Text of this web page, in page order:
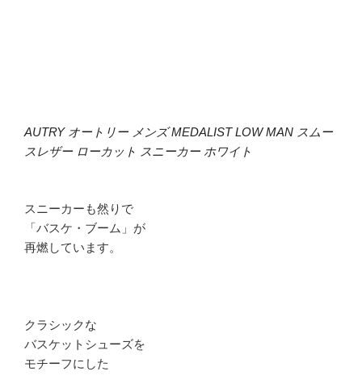
AUTRY オートリー メンズ MEDALIST LOW MAN スムー
スレザー ローカット スニーカー ホワイト
スニーカーも然りで
「バスケ・ブーム」が
再燃しています。
クラシックな
バスケットシューズを
モチーフにした